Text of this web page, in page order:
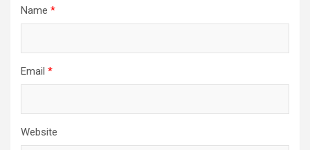
Name *
Email *
Website